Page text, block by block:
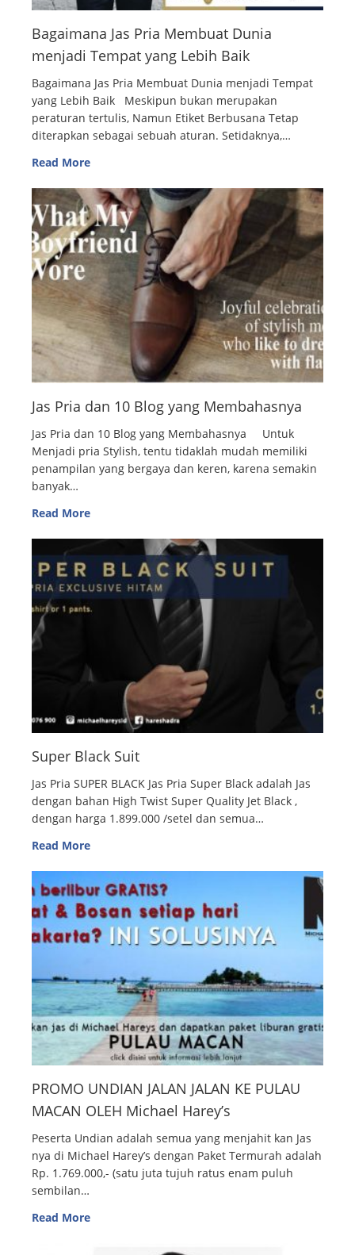
Bagaimana Jas Pria Membuat Dunia
menjadi Tempat yang Lebih Baik
Bagaimana Jas Pria Membuat Dunia menjadi Tempat
yang Lebih Baik Meskipun bukan merupakan
peraturan tertulis, Namun Etiket Berbusana Tetap
diterapkan sebagai sebuah aturan. Setidaknya,…
Read More
Jas Pria dan 10 Blog yang Membahasnya
Jas Pria dan 10 Blog yang Membahasnya Untuk
Menjadi pria Stylish, tentu tidaklah mudah memiliki
penampilan yang bergaya dan keren, karena semakin
banyak…
Read More
Super Black Suit
Jas Pria SUPER BLACK Jas Pria Super Black adalah Jas
dengan bahan High Twist Super Quality Jet Black ,
dengan harga 1.899.000 /setel dan semua…
Read More
PROMO UNDIAN JALAN JALAN KE PULAU
MACAN OLEH Michael Harey’s
Peserta Undian adalah semua yang menjahit kan Jas
nya di Michael Harey’s dengan Paket Termurah adalah
Rp. 1.769.000,- (satu juta tujuh ratus enam puluh
sembilan…
Read More